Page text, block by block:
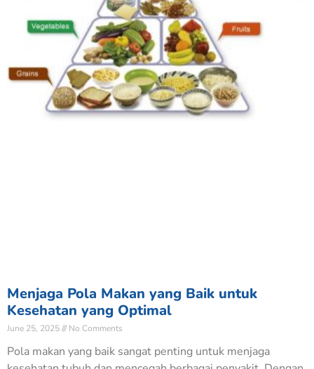
Menjaga Pola Makan yang Baik untuk
Kesehatan yang Optimal
June 25, 2025 No Comments
Pola makan yang baik sangat penting untuk menjaga